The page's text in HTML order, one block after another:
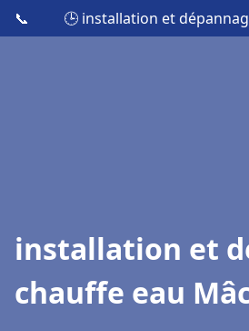
📞 🕒 installation et
installation et
chauffe eau